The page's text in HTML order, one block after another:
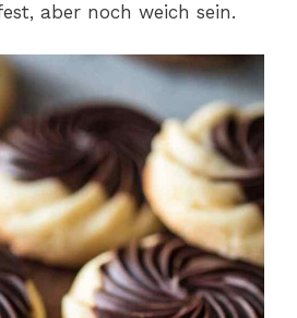
aber noch weich sein.